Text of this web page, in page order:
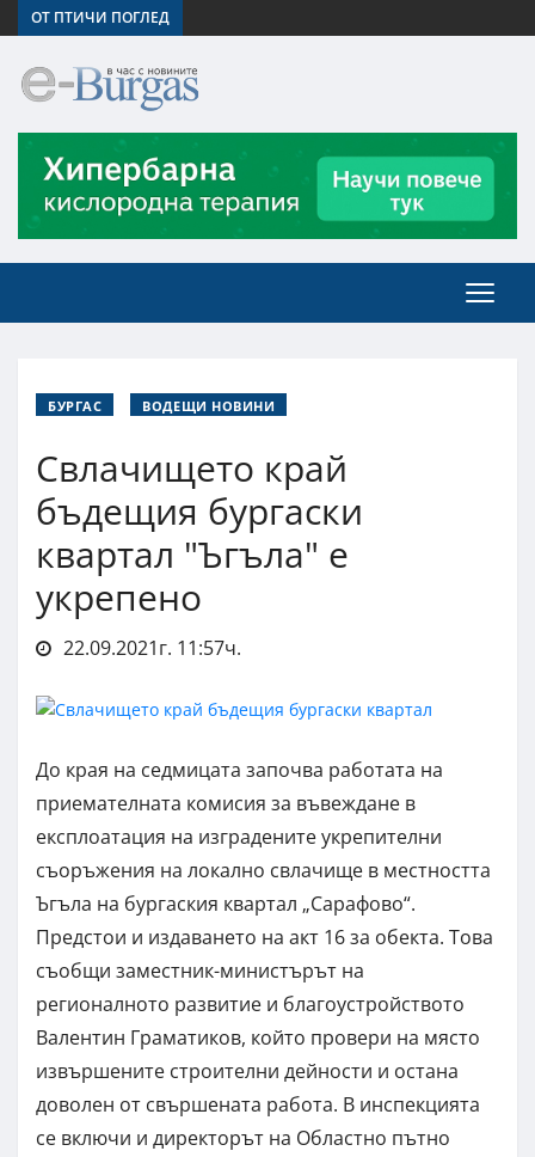
ОТ ПТИЧИ ПОГЛЕД
БУРГАС ВОДЕЩИ НОВИНИ
Свлачището край
бъдещия бургаски
квартал "Ъгъла" е
укрепено
22.09.2021г. 11:57ч.
До края на седмицата започва работата на
приемателната комисия за въвеждане в
експлоатация на изградените укрепителни
съоръжения на локално свлачище в местността
Ъгъла на бургаския квартал „Сарафово“.
Предстои и издаването на акт 16 за обекта. Това
съобщи заместник-министърът на
регионалното развитие и благоустройството
Валентин Граматиков, който провери на място
извършените строителни дейности и остана
доволен от свършената работа. В инспекцията
се включи и директорът на Областно пътно